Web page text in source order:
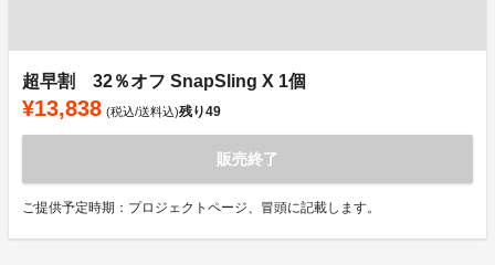
超早割 32％オフ SnapSling X 1個
¥13,838 (税込/送料込)残り49
販売終了
ご提供予定時期：プロジェクトページ、冒頭に記載します。